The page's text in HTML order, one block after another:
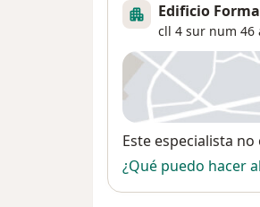
Edificio
cll 4 sur num 46
Disponibilidad
Este especialista
¿Qué puedo hacer